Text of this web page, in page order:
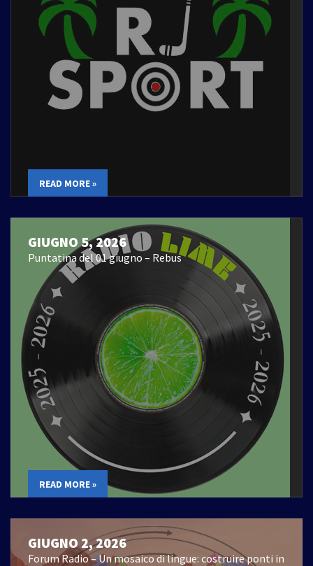
READ MORE »
GIUGNO 5, 2026
Puntatina del 01 giugno – Rebus
READ MORE »
GIUGNO 2, 2026
Forum Radio – Un mosaico di lingue: costruire ponti in